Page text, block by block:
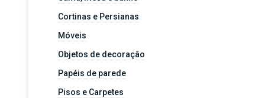
Cortinas e Persianas
Móveis
Objetos de decoração
Papéis de parede
Pisos e Carpetes